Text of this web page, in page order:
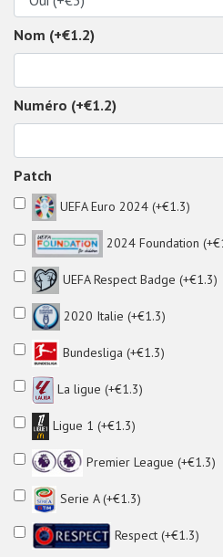
Nom (+€1.2)
Numéro (+€1.2)
Patch
UEFA Euro 2024 (+€1.3)
2024 Foundation
UEFA Respect Badge (+€1.3)
2020 Italie (+€1.3)
Bundesliga (+€1.3)
La ligue (+€1.3)
Ligue 1 (+€1.3)
Premier League (+€1.3)
Serie A (+€1.3)
Respect (+€1.3)